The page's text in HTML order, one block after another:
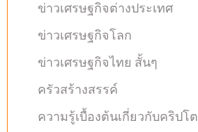
ข่าวเศรษฐกิจต่างประเทศ
ข่าวเศรษฐกิจโลก
ข่าวเศรษฐกิจไทย สั้นๆ
ครัวสร้างสรรค์
ความรู้เบื้องต้นเกี่ยวกับคริปโต